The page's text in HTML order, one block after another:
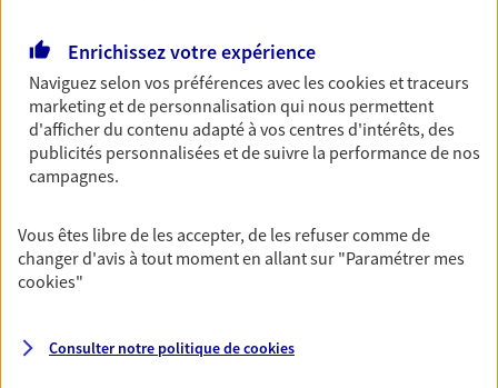
OBTENIR UN TARIF EN LIGNE
Multirisque Professionnelle
Protégez votre entreprise en garantissant la
continuité de votre activité, même en cas de
protection juridique ainsi qu'une garantie
responsabilité civile professionnelle.
DEMANDER UN DEVIS
Enrichissez votre expérience
Naviguez selon vos préférences avec lescookies et traceurs
marketing et de personnalisation qui nous permettent
d'afficher du contenu adapté à vos centres d'intérêts, des
publicités personnalisées et de suivre la performance de nos
campagnes.
Vous êtes libre de les accepter, de les refuser comme de
changer d'avis à tout moment en allant sur "Paramétrer mes
cookies"
Consulter notre politique decookies